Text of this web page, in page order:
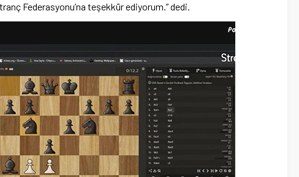
Federasyonu’na teşekkür ediyorum.” dedi.